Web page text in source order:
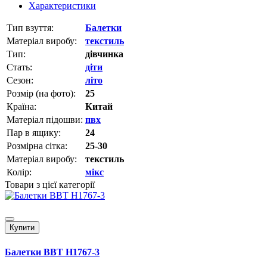
Характеристики
Тип взуття:
Балетки
Матеріал виробу:
текстиль
Тип:
дівчинка
Стать:
діти
Сезон:
літо
Розмір (на фото):
25
Країна:
Китай
Матеріал підошви: пвх
Пар в ящику:
24
Розмірна сітка:
25-30
Матеріал виробу:
текстиль
Колір:
мікс
Товари з цієї категорії
Купити
Балетки BBT H1767-3